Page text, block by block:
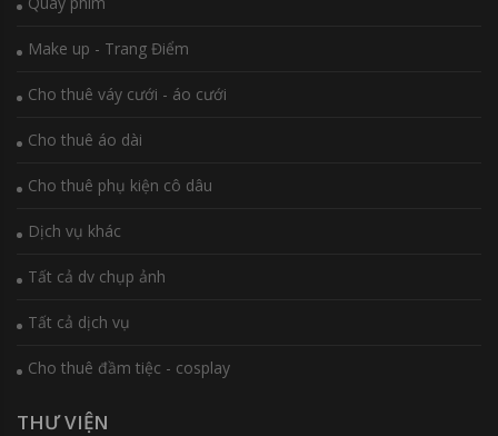
Make up - Trang Điểm
Cho thuê váy cưới - áo cưới
Cho thuê áo dài
Cho thuê phụ kiện cô dâu
Dịch vụ khác
Tất cả dv chụp ảnh
Tất cả dịch vụ
Cho thuê đầm tiệc - cosplay
THƯ VIỆN